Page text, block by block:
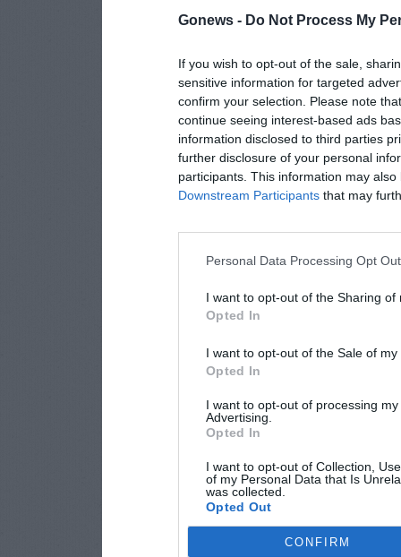
Gonews - Do Not Process My
If you wish to opt-out of the sale,
sensitive information for targeted
confirm your selection. Please note
continue seeing interest-based ads
information disclosed to third parties
further disclosure of your personal
participants. This information may
Downstream Participants that may
Personal Data Processing Opt
I want to opt-out of the Sharing of
Opted In
I want to opt-out of the Sale of
Opted In
I want to opt-out of processing
Advertising.
Opted In
I want to opt-out of Collection,
of my Personal Data that Is
was collected.
Opted Out
CONFIRM